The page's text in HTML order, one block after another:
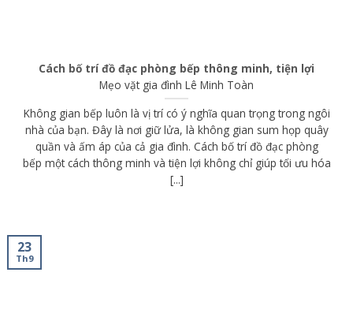
Cách bố trí đồ đạc phòng bếp thông minh, tiện lợi
Mẹo vặt gia đình Lê Minh Toàn
Không gian bếp luôn là vị trí có ý nghĩa quan trọng trong ngôi
nhà của bạn. Đây là nơi giữ lửa, là không gian sum họp quây
quần và ấm áp của cả gia đình. Cách bố trí đồ đạc phòng
bếp một cách thông minh và tiện lợi không chỉ giúp tối ưu hóa
[...]
23
Th9